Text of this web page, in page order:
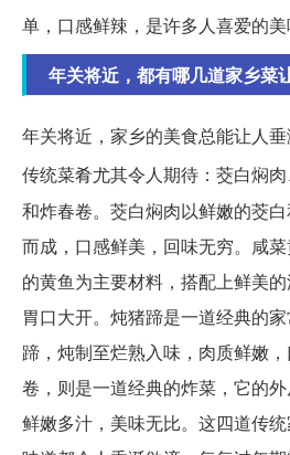
单，口感鲜辣，是许多人喜爱的美
年关将近，都有哪几道家乡菜
年关将近，家乡的美食总能让人
传统菜肴尤其令人期待：茭白焖肉
和炸春卷。茭白焖肉以鲜嫩的茭
而成，口感鲜美，回味无穷。咸
的黄鱼为主要材料，搭配上鲜美
胃口大开。炖猪蹄是一道经典的
蹄，炖制至烂熟入味，肉质鲜嫩
卷，则是一道经典的炸菜，它的
鲜嫩多汁，美味无比。这四道传